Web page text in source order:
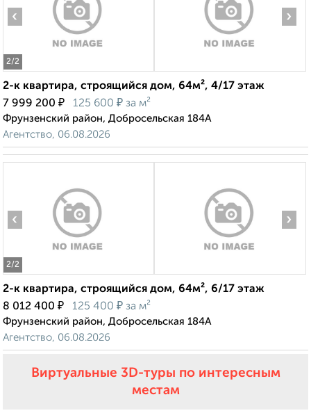
2/2
‹ ›
2-к квартира, строящийся дом, 64м², 4/17 этаж
7 999 200 ₽ 125 600 ₽ за м²
Фрунзенский район, Добросельская 184А
Агентство, 06.08.2026
2/2
‹ ›
2-к квартира, строящийся дом, 64м², 6/17 этаж
8 012 400 ₽ 125 400 ₽ за м²
Фрунзенский район, Добросельская 184А
Агентство, 06.08.2026
Виртуальные 3D-туры по интересным
местам